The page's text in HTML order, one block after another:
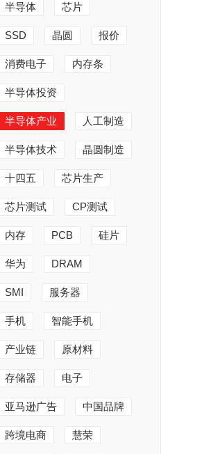
半导体 芯片
SSD 晶圆 报价
消费电子 内存条
半导体投资
半导体产业 人工制造
半导体技术 晶圆制造
十四五 芯片生产
芯片测试 CP测试
内存 PCB 硅片
华为 DRAM
SMI 服务器
手机 智能手机
产业链 原材料
存储器 电子
亚马逊广告 中国品牌
跨境电商 慧荣